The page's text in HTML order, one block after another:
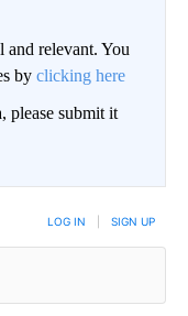
and relevant. You
by clicking here
please submit it
LOG IN SIGN UP